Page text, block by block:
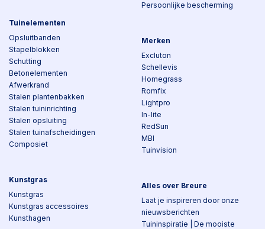
Tuinelementen
Opsluitbanden
Stapelblokken
Schutting
Betonelementen
Afwerkrand
Stalen plantenbakken
Stalen tuininrichting
Stalen opsluiting
Stalen tuinafscheidingen
Composiet
Kunstgras
Kunstgras
Kunstgras accessoires
Kunsthagen
Persoonlijke bescherming
Merken
Excluton
Schellevis
Homegrass
Romfix
Lightpro
In-lite
RedSun
MBI
Tuinvision
Alles over Breure
Laat je inspireren door onze
nieuwsberichten
Tuininspiratie | De mooiste